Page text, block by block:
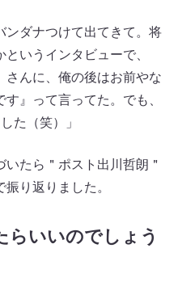
ンダナつけて出てきて。将
いうインタビューで、
さんに、俺の後はお前やな
』って言ってた。でも、
た（笑）」
たら＂ポスト出川哲朗＂
り返りました。
らいいのでしょう